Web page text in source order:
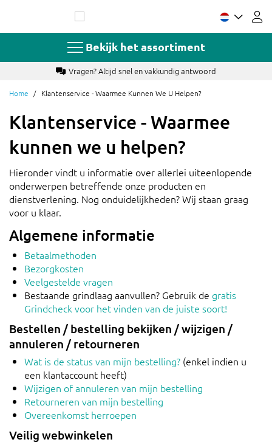
de
Bekijk het assortiment
Vragen? Altijd snel en vakkundig antwoord
Home Klantenservice - Waarmee Kunnen We U Helpen?
Klantenservice - Waarmee
kunnen we u helpen?
Hieronder vindt u informatie over allerlei uiteenlopende
onderwerpen betreffende onze producten en
dienstverlening. Nog onduidelijkheden? Wij staan graag
voor u klaar.
Algemene informatie
Betaalmethoden
Bezorgkosten
Veelgestelde vragen
Bestaande grindlaag aanvullen? Gebruik de gratis
Grindcheck voor het vinden van de juiste soort!
Bestellen / bestelling bekijken / wijzigen /
annuleren / retourneren
Wat is de status van mijn bestelling? (enkel indien u
een klantaccount heeft)
Wijzigen of annuleren van mijn bestelling
Retourneren van mijn bestelling
Overeenkomst herroepen
Veilig webwinkelen